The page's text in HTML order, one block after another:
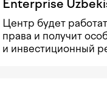
Enterprise
Центр будет
права и получит
и инвестиционный